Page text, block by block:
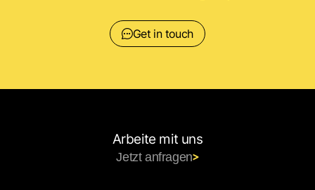
Get in touch
Arbeite mit uns
Jetzt anfragen